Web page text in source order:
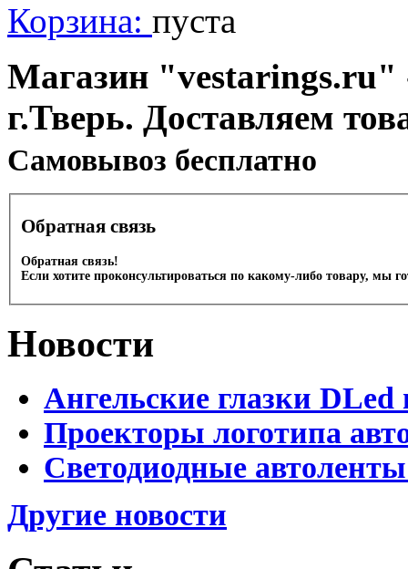
Корзина: пуста
Магазин "vestarings.ru"
г.Тверь. Доставляем
Cамовывоз бесплатно
Обратная связь
Обратная связь!
Если хотите проконсультироваться по какому-либо товару, мы
Новости
Ангельские глазки DLed
Проекторы логотипа
Светодиодные
Другие новости